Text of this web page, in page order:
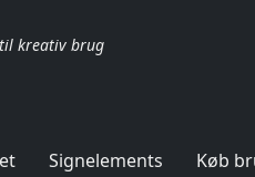
kreativ brug
Signelements Køb